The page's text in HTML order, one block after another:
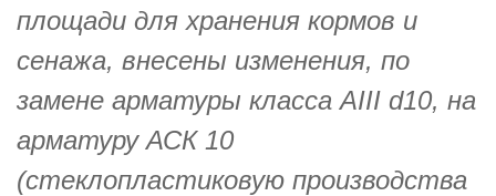
площади для хранения кормов и
сенажа, внесены изменения, по
замене арматуры класса АIII d10, на
арматуру АСК 10
(стеклопластиковую производства